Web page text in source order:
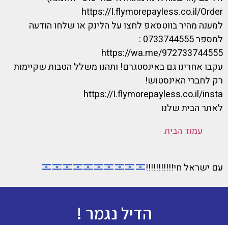
https://I.flymorepayless.co.il/Order
למענה מהיר בווטסאפ לחצו על הלינק או שלחו הודעה
למספר 0733744555 :
https://wa.me/972733744555
עקבו אחרינו גם באינסטגרם! ותהנו משלל הטבות שקיימות
רק לחברי האינסטוש!
https://I.flymorepayless.co.il/insta
לאתר הבית שלנו
עמוד הבית
עם ישראל חי!!!!!!!!!!!
הדיל נגמר !